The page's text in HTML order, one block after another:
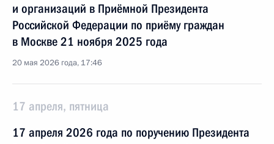
и организаций в Приёмной Президента
Российской Федерации по приёму граждан
в Москве 21 ноября 2025 года
20 мая 2026 года, 17:46
17 апреля, пятница
17 апреля 2026 года по поручению Президента